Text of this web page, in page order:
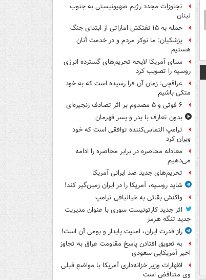
تجاوزات مجدد رژیم صهیونیستی به جنوب
لبنان
حمله به ۱۵ نفتکش‌ اماراتی از ابتدای جنگ
پزشکیان: ما نوکر مردم و در خدمت آنان
هستیم
سنای آمریکا لایحه تحریم‌های گسترده انرژی
روسیه را تصویب کرد
عراقچی: زمان آن فرا رسیده است که به خود
متکی باشیم
۶ فوتی و ۵ مصدوم بر اثر تصادف زنجیره‌ای
بدون تعارف با پدر و پسر قهرمان
ترامپ التماس‌کننده توافقی است که خود
ویران کرد
معادله محاصره در برابر محاصره را ادامه
می‌دهیم
تحریم‌های جدید ضد ایرانی آمریکا
شاید روسیه، آمریکا را در ایران زمین‌گیر کند!
واکنش بقائی به خیالبافی ترامپ
اثر جدید کارتونیست سوری با عنوان مدیریت
جدید تنگه هرمز
راز قدرت ایران، امنیت پایدار و بومی آن است!
به تعویق افتادن پاسخ مقاومت عراق به تجاوز
اخیر آمریکایی سعودی
اظهارات وزیر خزانه‌داری آمریکا با مواضع قبلی
وی متناقض است